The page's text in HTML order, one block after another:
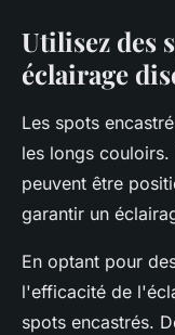
Utilisez des
éclairage
Les spots
les longs
peuvent être
garantir un
En optant pour
l'efficacité de
spots encastrés.